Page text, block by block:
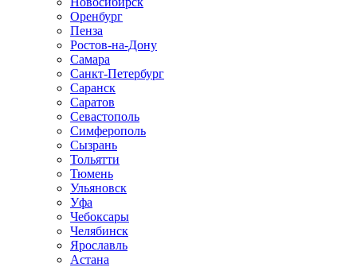
Оренбург
Пенза
Ростов-на-Дону
Самара
Санкт-Петербург
Саранск
Саратов
Севастополь
Симферополь
Сызрань
Тольятти
Тюмень
Ульяновск
Уфа
Чебоксары
Челябинск
Ярославль
Астана